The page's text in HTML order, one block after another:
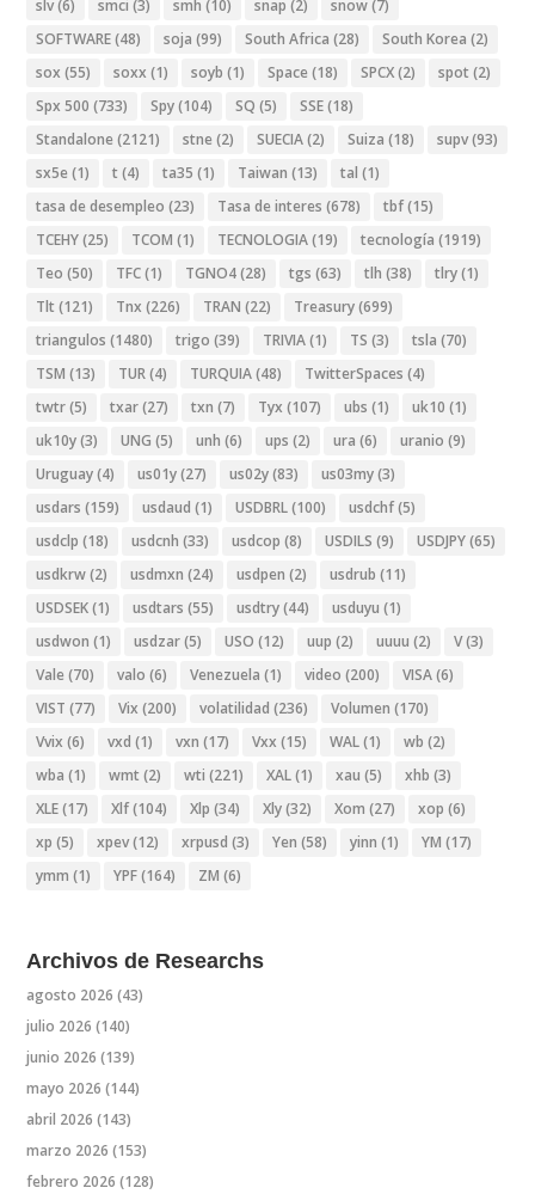
slv(6) smci (3) smh (10) snap (2) snow(7)
SOFTWARE(48) soja (99) South Africa (28) South Korea (2)
sox (55) soxx (1) soyb (1) Space (18) SPCX(2) spot (2)
Spx 500 (733) Spy(104) SQ (5) SSE(18)
Standalone (2121) stne (2) SUECIA(2) Suiza (18) supv(93)
sx5e (1) t (4) ta35 (1) Taiwan (13) tal (1)
tasa de desempleo (23) Tasa de interes (678) tbf(15)
TCEHY(25) TCOM (1) TECNOLOGIA(19) tecnología (1919)
Teo (50) TFC(1) TGNO4(28) tgs (63) tlh (38) tlry(1)
Tlt (121) Tnx (226) TRAN (22) Treasury(699)
triangulos (1480) trigo (39) TRIVIA(1) TS (3) tsla (70)
TSM (13) TUR(4) TURQUIA(48) TwitterSpaces (4)
twtr(5) txar(27) txn (7) Tyx (107) ubs (1) uk10 (1)
uk10y(3) UNG (5) unh (6) ups (2) ura (6) uranio (9)
Uruguay(4) us01y(27) us02y(83) us03my(3)
usdars (159) usdaud (1) USDBRL(100) usdchf(5)
usdclp (18) usdcnh (33) usdcop (8) USDILS (9) USDJPY(65)
usdkrw(2) usdmxn (24) usdpen (2) usdrub (11)
USDSEK(1) usdtars (55) usdtry(44) usduyu (1)
usdwon (1) usdzar(5) USO (12) uup (2) uuuu (2) V(3)
Vale (70) valo (6) Venezuela (1) video (200) VISA(6)
VIST (77) Vix (200) volatilidad (236) Volumen (170)
Vvix (6) vxd (1) vxn (17) Vxx (15) WAL(1) wb (2)
wba (1) wmt (2) wti (221) XAL(1) xau (5) xhb (3)
XLE(17) Xlf(104) Xlp (34) Xly(32) Xom (27) xop (6)
xp (5) xpev(12) xrpusd (3) Yen (58) yinn (1) YM (17)
ymm (1) YPF(164) ZM (6)
Archivos de Researchs
agosto 2026 (43)
julio 2026 (140)
junio 2026 (139)
mayo 2026 (144)
abril 2026 (143)
marzo 2026 (153)
febrero 2026 (128)